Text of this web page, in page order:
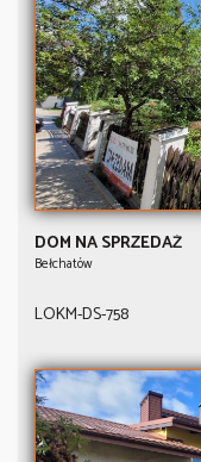
DOM NA SPRZEDAŻ
Bełchatów
LOKM-DS-758